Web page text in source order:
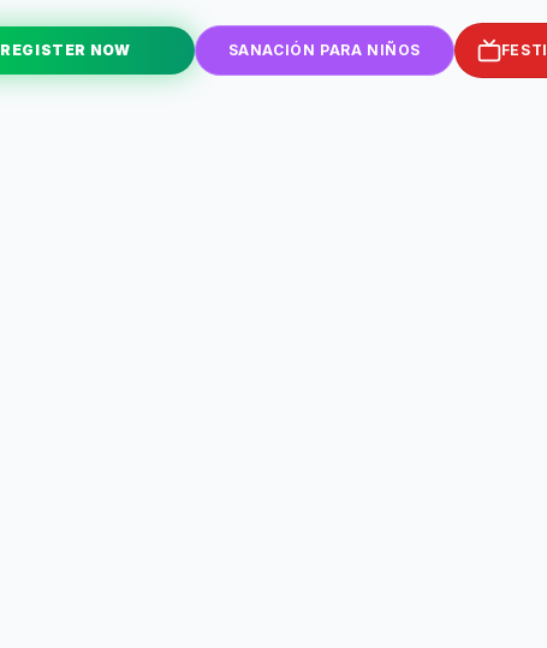
REGISTER NOW SANACIÓN PARA NIÑOS